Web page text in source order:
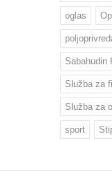
oglas
Sabahudin
Služba za
Služba za
sport